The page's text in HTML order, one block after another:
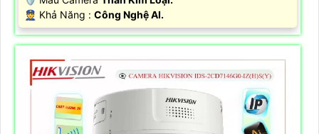
️👮 Khả Năng : Công Nghệ AI.